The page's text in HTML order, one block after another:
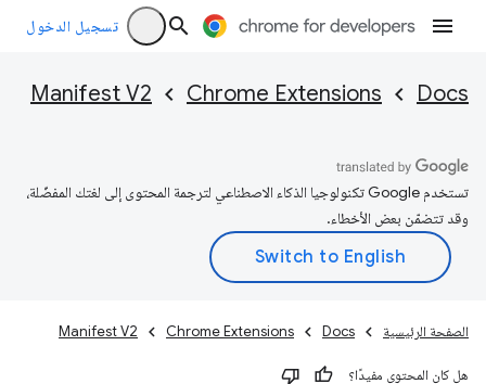
تسجيل الدخول
Docs
Chrome Extensions
Manifest V2
تستخدم Google تكنولوجيا الذكاء الاصطناعي لترجمة المحتوى إلى لغتك المفضّلة،
وقد تتضمّن بعض الأخطاء.
الصفحة الرئيسية Docs
Chrome Extensions
Manifest V2
هل كان المحتوى مفيدًا؟